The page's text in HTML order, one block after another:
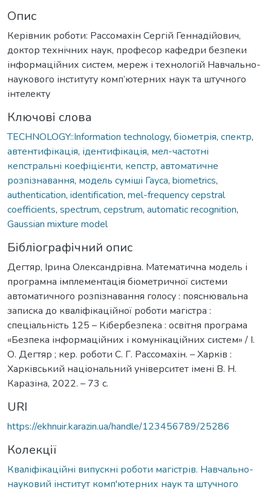
Опис
Керівник роботи: Рассомахін Сергій Геннадійович,
доктор технічних наук, професор кафедри безпеки
інформаційних систем, мереж і технологій Навчально-
наукового інституту комп’ютерних наук та штучного
інтелекту
Ключові слова
TECHNOLOGY::Information technology, біометрія, спектр,
автентифікація, ідентифікація, мел-частотні
кепстральні коефіцієнти, кепстр, автоматичне
розпізнавання, модель суміші Гауса, biometrics,
authentication, identification, mel-frequency cepstral
coefficients, spectrum, cepstrum, automatic recognition,
Gaussian mixture model
Бібліографічний опис
Дегтяр, Ірина Олександрівна. Математична модель і
програмна імплементація біометричної системи
автоматичного розпізнавання голосу : пояснювальна
записка до кваліфікаційної роботи магістра :
спеціальність 125 – Кібербезпека : освітня програма
«Безпека інформаційних і комунікаційних систем» / І.
О. Дегтяр ; кер. роботи С. Г. Рассомахін. – Харків :
Харківський національний університет імені В. Н.
Каразіна, 2022. – 73 с.
URI
https://ekhnuir.karazin.ua/handle/123456789/25286
Колекції
Кваліфікаційні випускні роботи магістрів. Навчально-
науковий інститут комп'ютерних наук та штучного